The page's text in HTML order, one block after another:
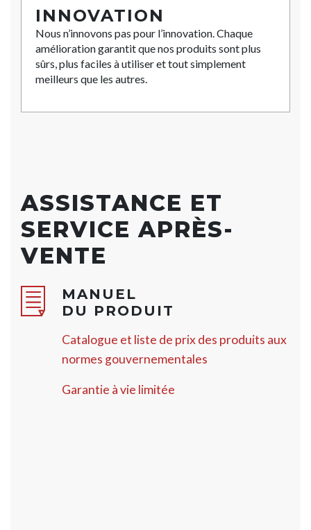
INNOVATION
Nous n’innovons pas pour l’innovation. Chaque
amélioration garantit que nos produits sont plus
sûrs, plus faciles à utiliser et tout simplement
meilleurs que les autres.
ASSISTANCE ET
SERVICE APRÈS-
VENTE
MANUEL
DU PRODUIT
Catalogue et liste de prix des produits aux
normes gouvernementales
Garantie à vie limitée